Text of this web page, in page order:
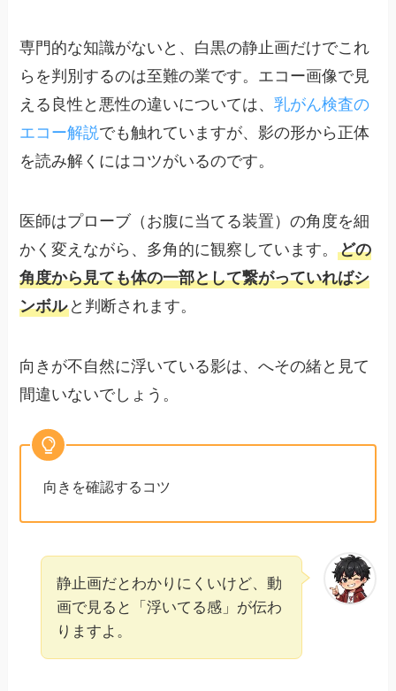
専門的な知識がないと、白黒の静止画だけでこれ
らを判別するのは至難の業です。エコー画像で見
える良性と悪性の違いについては、乳がん検査の
エコー解説でも触れていますが、影の形から正体
を読み解くにはコツがいるのです。
医師はプローブ（お腹に当てる装置）の角度を細
かく変えながら、多角的に観察しています。どの
角度から見ても体の一部として繋がっていればシ
ンボル と判断されます。
向きが不自然に浮いている影は、へその緒と見て
間違いないでしょう。
向きを確認するコツ
静止画だとわかりにくいけど、動
画で見ると「浮いてる感」が伝わ
りますよ。